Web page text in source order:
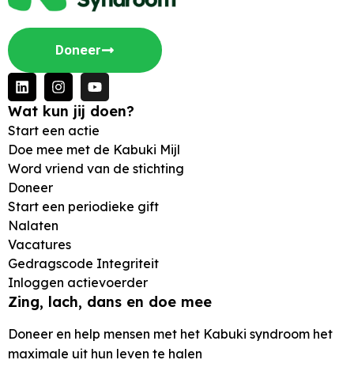
Doneer
Wat kun jij doen?
Start een actie
Doe mee met de Kabuki Mijl
Word vriend van de stichting
Doneer
Start een periodieke gift
Nalaten
Vacatures
Gedragscode Integriteit
Inloggen actievoerder
Zing, lach, dans en doe mee
Doneer en help mensen met het Kabuki syndroom het
maximale uit hun leven te halen